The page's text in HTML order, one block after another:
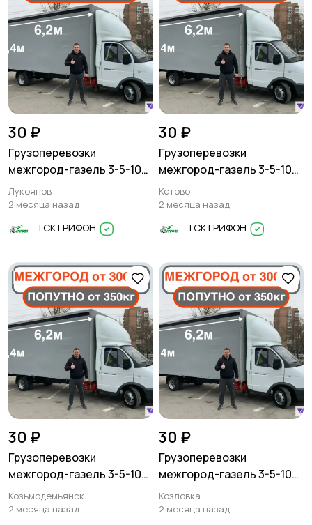
30 ₽
Грузоперевозки
межгород-газель 3-5-10
тонн
Лукоянов
2 месяца назад
ТСК ГРИФОН
30 ₽
Грузоперевозки
межгород-газель 3-5-10
тонн
Кстово
2 месяца назад
ТСК ГРИФОН
30 ₽
Грузоперевозки
межгород-газель 3-5-10
тонн
Козьмодемьянск
2 месяца назад
30 ₽
Грузоперевозки
межгород-газель 3-5-10
тонн
Козловка
2 месяца назад